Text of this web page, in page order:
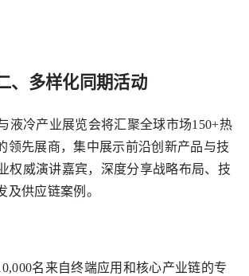
、多样化同期活动
液冷产业展览会将汇聚全球市场150+热
领先展商，集中展示前沿创新产品与技
权威演讲嘉宾，深度分享战略布局、技
及供应链案例。
名来自终端应用和核心产业链的专